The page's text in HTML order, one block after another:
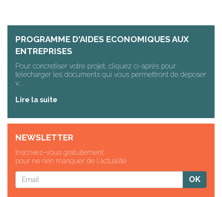
PROGRAMME D'AIDES ECONOMIQUES AUX
ENTREPRISES
Pour concretiser votre projet, cliquez ci-après pour
télécharger les documents qui vous permettront de déposer
v...
Lire la suite
NEWSLETTER
Inscrivez-vous gratuitement
pour ne rien manquer de l'actualité